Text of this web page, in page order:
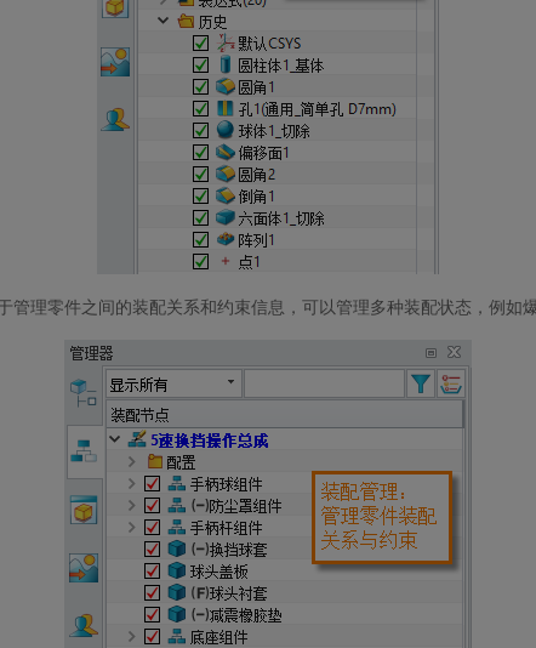
管理零件之间的装配关系和约束信息，可以管理多种装配状态，例如